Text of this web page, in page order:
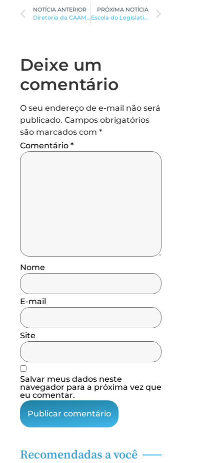
NOTÍCIA ANTERIOR
Diretoria da CAAMG para os próximos três anos toma posse administrativamente
PRÓXIMA NOTÍCIA
Escola do Legislativo da Câmara promove o 6º concurso de poesia
Deixe um
comentário
O seu endereço de e-mail não será
publicado. Campos obrigatórios
são marcados com *
Comentário *
Nome
E-mail
Site
Salvar meus dados neste
navegador para a próxima vez que
eu comentar.
Recomendadas a você